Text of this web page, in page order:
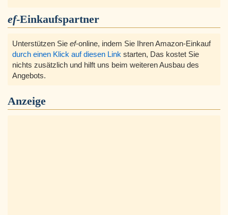
ef-Einkaufspartner
Unterstützen Sie ef-online, indem Sie Ihren Amazon-Einkauf
durch einen Klick auf diesen Link starten, Das kostet Sie
nichts zusätzlich und hilft uns beim weiteren Ausbau des
Angebots.
Anzeige